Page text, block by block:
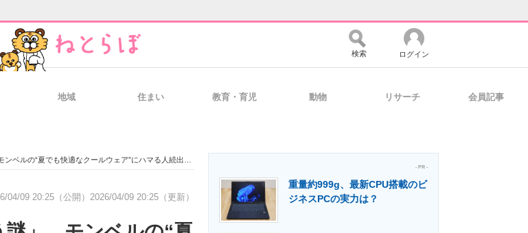
経営リーダーのコミュニティ マーケ×ITの今がよく分かる
検索 ログイン
地域 住まい 教育・育児 動物 リサーチ 会員記事
適なクールウェア”にハマる人続出→「マジで別格」「他の服着れない」と絶賛の声
04/09 20:25（公開） 2026/04/09 20:25（更新）
- PR -
重量約999g、最新CPU搭載のビ
ジネスPCの実力は？